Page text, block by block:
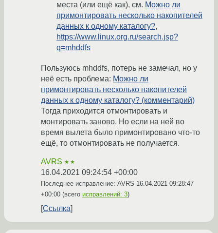
места (или ещё как), см. Можно ли
примонтировать несколько накопителей
данных к одному каталогу?,
https://www.linux.org.ru/search.jsp?
q=mhddfs
Пользуюсь mhddfs, потерь не замечал, но у
неё есть проблема: Можно ли
примонтировать несколько накопителей
данных к одному каталогу? (комментарий)
Тогда приходится отмонтировать и
монтировать заново. Но если на ней во
время вылета было примонтировано что-то
ещё, то отмонтировать не получается.
AVRS ★★
16.04.2021 09:24:54 +00:00
Последнее исправление: AVRS 16.04.2021 09:28:47
+00:00 (всего исправлений: 3)
Ссылка